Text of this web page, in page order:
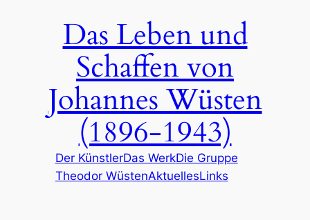
Das Leben und
Schaffen von
Johannes Wüsten
(1896-1943)
Der KünstlerDas WerkDie Gruppe
Theodor WüstenAktuellesLinks